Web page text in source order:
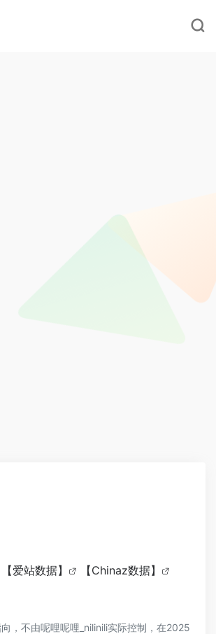
【爱站数据】 【Chinaz数据】
，不由呢哩呢哩_nilinili实际控制，在2025